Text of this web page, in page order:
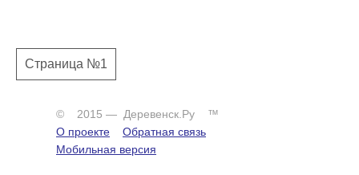
Страница №1
© 2015 — Деревенск.Ру ™
О проекте
Обратная связь
Мобильная версия